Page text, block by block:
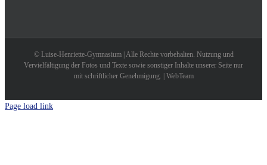
© Luise-Henriette-Gymnasium | Alle Rechte vorbehalten. Nutzung und
Vervielfältigung der Fotos und Texte sowie sonstiger Inhalte unserer Seite nur
mit schriftlicher Genehmigung. | WebTeam
Page load link